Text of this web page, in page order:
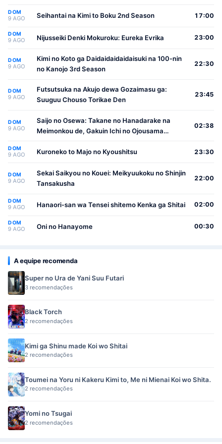
DOM
9 AGO Seihantai na Kimi to Boku 2nd Season 17:00
DOM
9 AGO Nijusseiki Denki Mokuroku: Eureka Evrika 23:00
DOM
9 AGO
Kimi no Koto ga Daidaidaidaidaisuki na 100-nin
no Kanojo 3rd Season
22:30
DOM
9 AGO
Futsutsuka na Akujo dewa Gozaimasu ga:
Suuguu Chouso Torikae Den
23:45
DOM
9 AGO
Saijo no Osewa: Takane no Hanadarake na
Meimonkou de, Gakuin Ichi no Ojousama
Osewa suru Koto ni Narimashita
02:38
DOM
9 AGO Kuroneko to Majo no Kyoushitsu 23:30
DOM
9 AGO
Sekai Saikyou no Kouei: Meikyuukoku no Shinjin
Tansakusha
22:00
DOM
9 AGO Hanaori-san wa Tensei shitemo Kenka ga Shitai 02:00
DOM
9 AGO Oni no Hanayome 00:30
A equipe recomenda
Super no Ura de Yani Suu Futari
3 recomendações
Black Torch
2 recomendações
Kimi ga Shinu made Koi wo Shitai
2 recomendações
Toumei na Yoru ni Kakeru Kimi to, Me ni Mienai Koi wo Shita.
2 recomendações
Yomi no Tsugai
2 recomendações